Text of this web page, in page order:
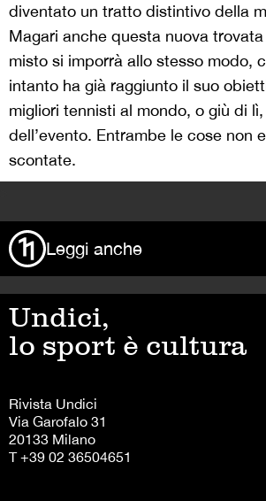
diventato un tratto distintivo della
Magari anche questa nuova
misto si imporrà allo stesso modo,
intanto ha già raggiunto il suo
migliori tennisti al mondo, o giù di
dell’evento. Entrambe le cose non
scontate.
Leggi anche
Undici,
lo sport è cultura
Rivista Undici
Via Garofalo 31
20133 Milano
T +39 02 36504651